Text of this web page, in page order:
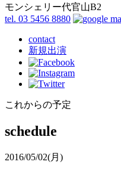
モンシェリー代官山B2
tel. 03 5456 8880
contact
新規出演
これからの予定
schedule
2016/05/02(月)